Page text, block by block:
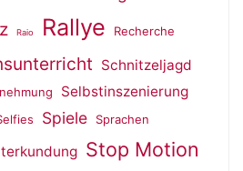
Raio Rallye Recherche
Schnitzeljagd
Selbstinszenierung
Spiele Sprachen
Stop Motion